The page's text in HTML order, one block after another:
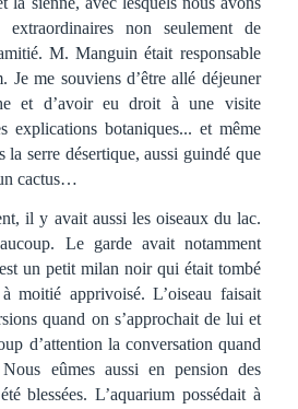
extraordinaires non seulement de
M. Manguin était responsable
Je me souviens d’être allé déjeuner
et d’avoir eu droit à une visite
explications botaniques... et même
la serre désertique, aussi guindé que
cactus…
il y avait aussi les oiseaux du lac.
Le garde avait notamment
un petit milan noir qui était tombé
moitié apprivoisé. L’oiseau faisait
quand on s’approchait de lui et
d’attention la conversation quand
eûmes aussi en pension des
blessées. L’aquarium possédait à